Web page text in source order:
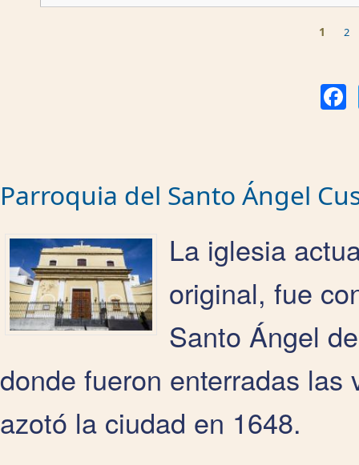
1 2
Parroquia del Santo Ángel
La iglesia
original, fue
Santo Ángel
donde fueron enterradas
azotó la ciudad en 1648.